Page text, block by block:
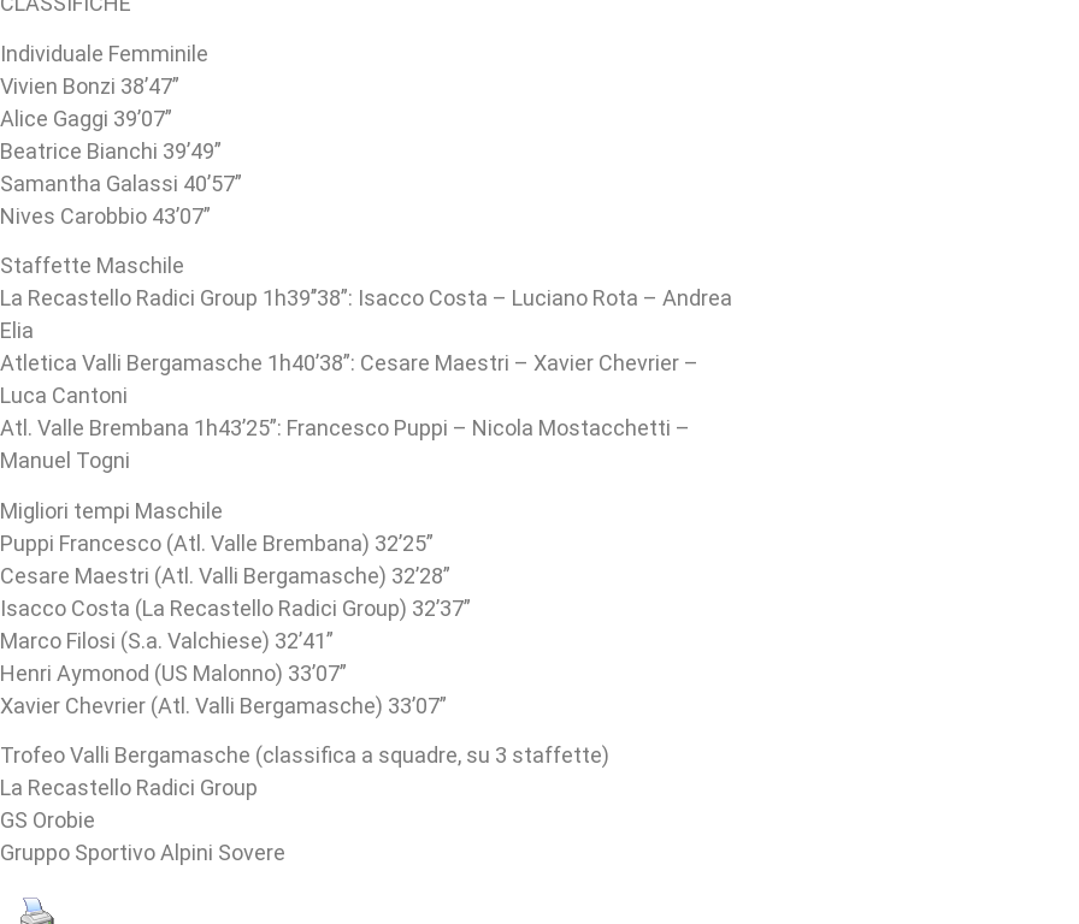
Individuale Femminile
Vivien Bonzi 38’47”
Alice Gaggi 39’07”
Beatrice Bianchi 39’49”
Samantha Galassi 40’57”
Nives Carobbio 43’07”
Staffette Maschile
La Recastello Radici Group 1h39’’38”: Isacco Costa – Luciano Rota – Andrea
Elia
Atletica Valli Bergamasche 1h40’38”: Cesare Maestri – Xavier Chevrier –
Luca Cantoni
Atl. Valle Brembana 1h43’25”: Francesco Puppi – Nicola Mostacchetti –
Manuel Togni
Migliori tempi Maschile
Puppi Francesco (Atl. Valle Brembana) 32’25”
Cesare Maestri (Atl. Valli Bergamasche) 32’28”
Isacco Costa (La Recastello Radici Group) 32’37”
Marco Filosi (S.a. Valchiese) 32’41”
Henri Aymonod (US Malonno) 33’07”
Xavier Chevrier (Atl. Valli Bergamasche) 33’07”
Trofeo Valli Bergamasche (classifica a squadre, su 3 staffette)
La Recastello Radici Group
GS Orobie
Gruppo Sportivo Alpini Sovere